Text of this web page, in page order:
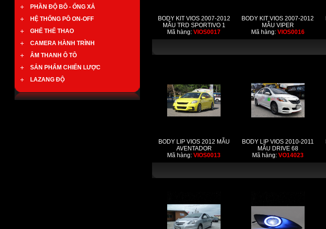
PHẦN ĐỘ BÔ - ỐNG XẢ
HỆ THỐNG PÔ ON-OFF
GHẾ THỂ THAO
CAMERA HÀNH TRÌNH
ÂM THANH Ô TÔ
SẢN PHẨM CHIẾN LƯỢC
LAZANG ĐỘ
BODY KIT VIOS 2007-2012
MẪU TRD SPORTIVO 1
Mã hàng:VIOS0017
BODY KIT VIOS 2007-2012
MẪU VIPER
Mã hàng: VIOS0016
BODY LIP VIOS 2012 MẪU
AVENTADOR
Mã hàng:VIOS0013
BODY LIP VIOS 2010-2011
MẪU DRIVE 68
Mã hàng: VO14023